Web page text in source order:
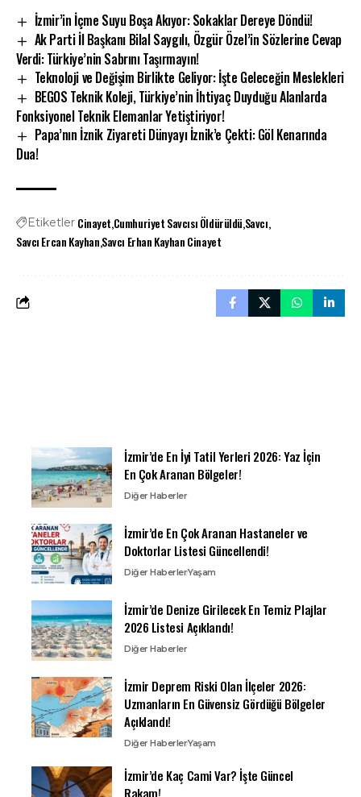
İzmir’in İçme Suyu Boşa Akıyor: Sokaklar Dereye Döndü!
Ak Parti İl Başkanı Bilal Saygılı, Özgür Özel’in Sözlerine Cevap
Verdi: Türkiye’nin Sabrını Taşırmayın!
Teknoloji ve Değişim Birlikte Geliyor: İşte Geleceğin Meslekleri
BEGOS Teknik Koleji, Türkiye’nin İhtiyaç Duyduğu Alanlarda
Fonksiyonel Teknik Elemanlar Yetiştiriyor!
Papa’nın İznik Ziyareti Dünyayı İznik’e Çekti: Göl Kenarında
Dua!
Etiketler CinayetCumhuriyet Savcısı ÖldürüldüSavcı
Savcı Ercan KayhanSavcı Erhan Kayhan Cinayet
İzmir’de En İyi Tatil Yerleri 2026: Yaz İçin
En Çok Aranan Bölgeler!
Diğer Haberler
İzmir’de En Çok Aranan Hastaneler ve
Doktorlar Listesi Güncellendi!
Diğer HaberlerYaşam
İzmir’de Denize Girilecek En Temiz Plajlar
2026 Listesi Açıklandı!
Diğer Haberler
İzmir Deprem Riski Olan İlçeler 2026:
Uzmanların En Güvensiz Gördüğü Bölgeler
Açıklandı!
Diğer HaberlerYaşam
İzmir’de Kaç Cami Var? İşte Güncel
Rakam!